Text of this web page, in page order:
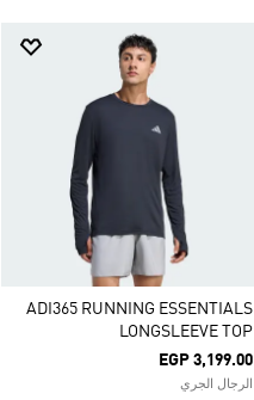
ADI365 RUNNING ESSENTIALS
LONGSLEEVE TOP
EGP 3,199.00
الرجال الجري